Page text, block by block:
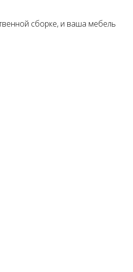
сборке, и ваша мебель